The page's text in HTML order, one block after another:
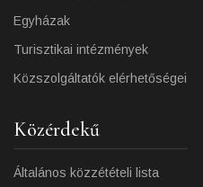
Egyházak
Turisztikai intézmények
Közszolgáltatók elérhetőségei
Közérdekű
Általános közzétételi lista